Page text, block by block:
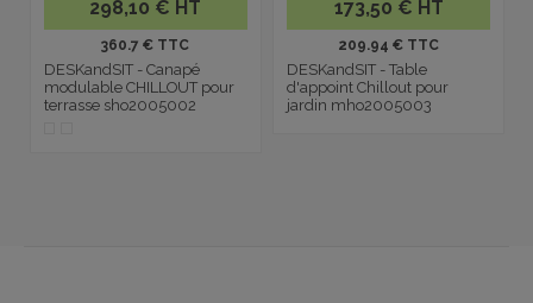
298,10 € HT
360.7 € TTC
DESKandSIT - Canapé
modulable CHILLOUT pour
terrasse sho2005002
173,50 € HT
209.94 € TTC
DESKandSIT - Table
d'appoint Chillout pour
jardin mho2005003